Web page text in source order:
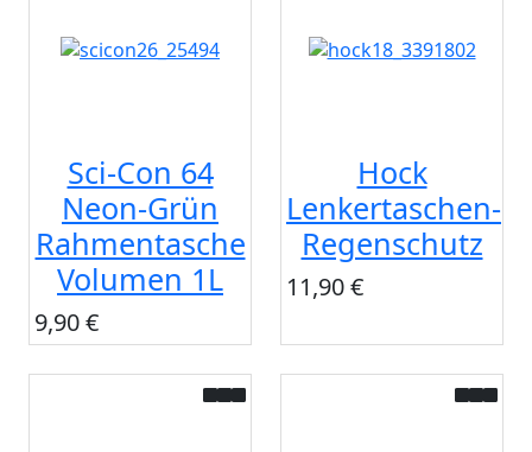
Sci-Con 64
Neon-Grün
Rahmentasche
Volumen 1L
9,90 €
Hock
Lenkertaschen-
Regenschutz
11,90 €